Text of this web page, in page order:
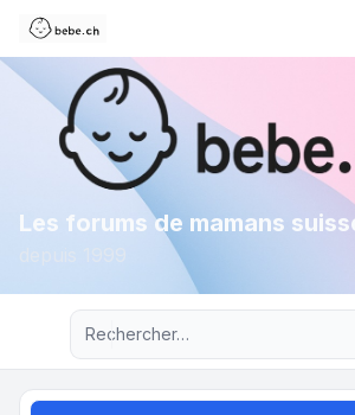
Les forums de mamans
Recherche avancée